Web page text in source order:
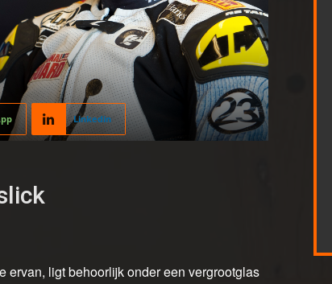
Linkedin
ervan, ligt behoorlijk onder een vergrootglas